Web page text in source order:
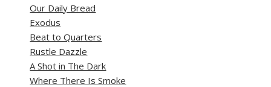
Our Daily Bread
Exodus
Beat to Quarters
Rustle Dazzle
A Shot in The Dark
Where There Is Smoke